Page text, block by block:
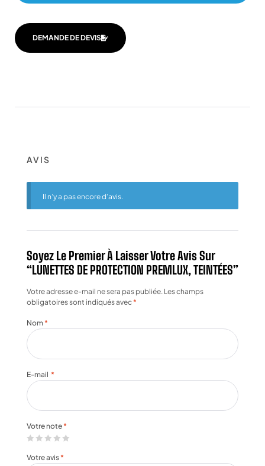
DEMANDE DE DEVIS
AVIS
Il n’y a pas encore d’avis.
Soyez Le Premier À Laisser Votre Avis Sur
“LUNETTES DE PROTECTION PREMLUX, TEINTÉES”
Votre adresse e-mail ne sera pas publiée. Les champs
obligatoires sont indiqués avec*
Votre note *
Votre avis *
Nom *
E-mail *